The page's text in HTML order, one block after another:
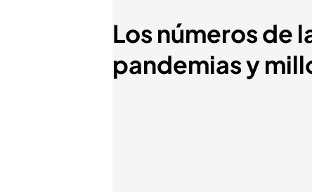
Los números de
pandemias y